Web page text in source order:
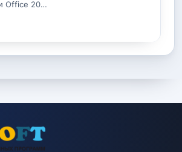
Office 20…